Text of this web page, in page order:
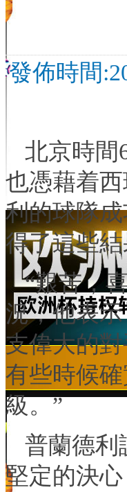
發佈時間
北京時間
也憑藉着
利的球隊
得了這些
“艱苦，
況，他表
支偉大的
有些時候
級。”
普蘭德利
堅定的決